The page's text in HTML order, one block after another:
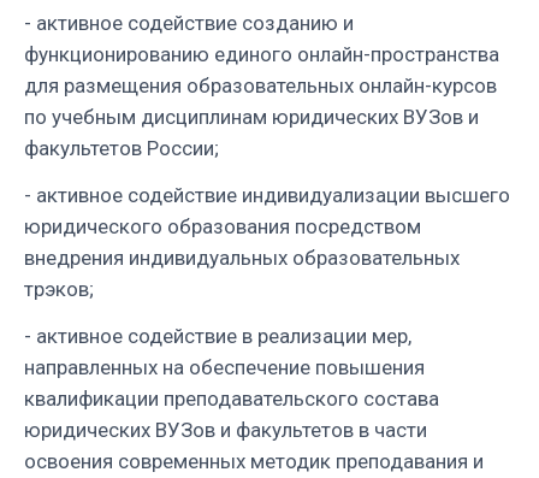
- активное содействие созданию и
функционированию единого онлайн-пространства
для размещения образовательных онлайн-курсов
по учебным дисциплинам юридических ВУЗов и
факультетов России;
- активное содействие индивидуализации высшего
юридического образования посредством
внедрения индивидуальных образовательных
трэков;
- активное содействие в реализации мер,
направленных на обеспечение повышения
квалификации преподавательского состава
юридических ВУЗов и факультетов в части
освоения современных методик преподавания и